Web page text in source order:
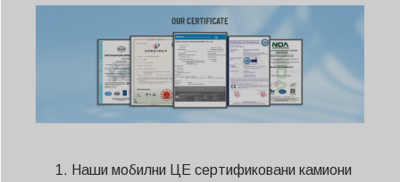
Наши мобилни ЦЕ сертификовани камиони